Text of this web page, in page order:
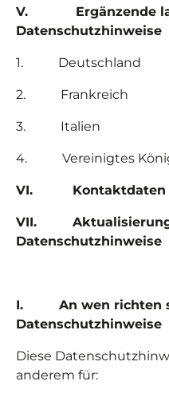
V.
Ergänzende
Datenschutzhinweise
1. Deutschland
2. Frankreich
3. Italien
4. Vereinigtes
VI. Kontaktdaten
VII.
Datenschutzhinweise
I. An wen richten
Datenschutzhinweise
Diese
anderem für: